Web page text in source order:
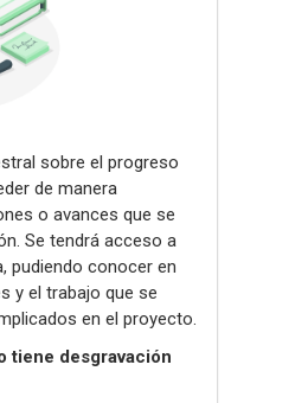
sobre el progreso
de manera
o avances que se
Se tendrá acceso a
pudiendo conocer en
y el trabajo que se
en el proyecto.
tiene desgravación